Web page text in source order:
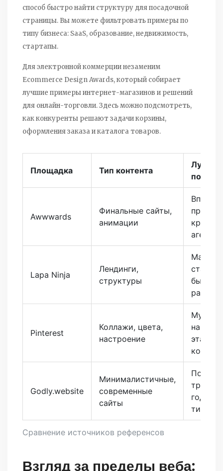
способ быстро найти структуру для посадочной
страницы. Вы можете фильтровать примеры по
типу бизнеса: SaaS, образование, недвижимость,
стартапы.
Для электронной коммерции незаменим
Ecommerce Design Awards, который собирает
лучшие примеры интернет-магазинов и решений
для онлайн-торговли. Здесь можно подсмотреть,
как конкуренты решают задачи корзины,
оформления заказа и каталога товаров.
Сравнение источников референсов
Площадка Тип контента
Лучше
Awwwards
Финальные сайты,
анимации
Lapa Ninja
Лендинги,
структуры
Pinterest
Коллажи, цвета,
настроение
этапа
Godly.website
Минималистичные,
современные
сайты
Поиска
года,
Взгляд за пределы веба: